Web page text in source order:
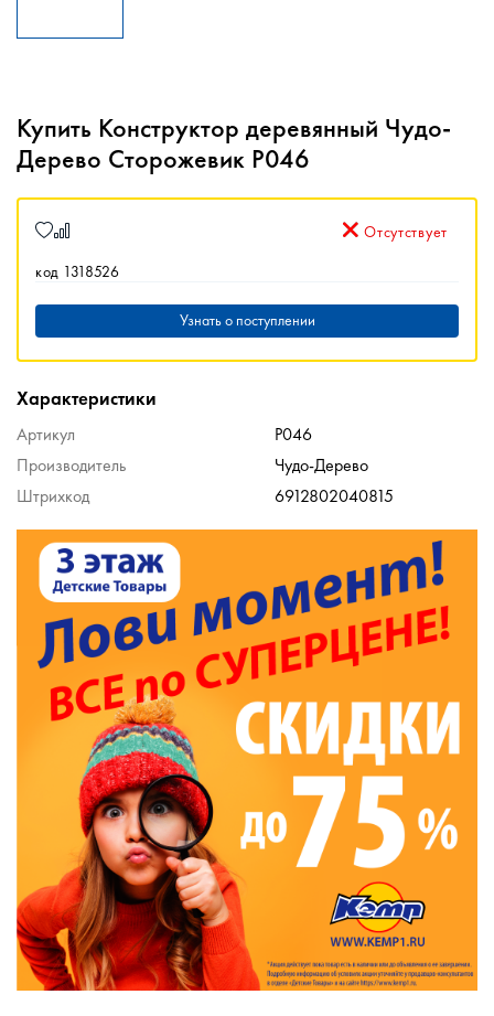
Купить Конструктор деревянный Чудо-
Дерево Сторожевик P046
код 1318526
Отсутствует
Узнать о поступлении
Характеристики
Артикул
P046
Производитель
Чудо-Дерево
Штрихкод
6912802040815